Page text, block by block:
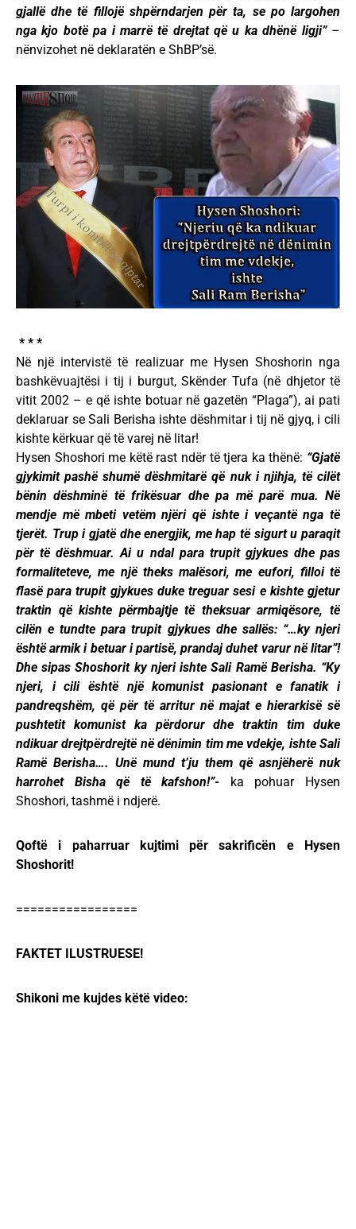
gjallë dhe të fillojë shpërndarjen për ta, se po largohen
nga kjo botë pa i marrë të drejtat që u ka dhënë ligji”–
nënvizohet në deklaratën e ShBP’së.
* * *
Në një intervistë të realizuar me Hysen Shoshorin nga
bashkëvuajtësi i tij i burgut, Skënder Tufa (në dhjetor të
vitit 2002 – e që ishte botuar në gazetën “Plaga”), ai pati
deklaruar se Sali Berisha ishte dëshmitar i tij në gjyq, i cili
kishte kërkuar që të varej në litar!
Hysen Shoshori me këtë rast ndër të tjera ka thënë: “Gjatë
gjykimit pashë shumë dëshmitarë që nuk i njihja, të cilët
bënin dëshminë të frikësuar dhe pa më parë mua. Në
mendje më mbeti vetëm njëri që ishte i veçantë nga të
tjerët. Trup i gjatë dhe energjik, me hap të sigurt u paraqit
për të dëshmuar. Ai u ndal para trupit gjykues dhe pas
formaliteteve, me një theks malësori, me eufori, filloi të
flasë para trupit gjykues duke treguar sesi e kishte gjetur
traktin që kishte përmbajtje të theksuar armiqësore, të
cilën e tundte para trupit gjykues dhe sallës: “…ky njeri
është armik i betuar i partisë, prandaj duhet varur në litar”!
Dhe sipas Shoshorit ky njeri ishte Sali Ramë Berisha. “Ky
njeri, i cili është një komunist pasionant e fanatik i
pandreqshëm, që për të arritur në majat e hierarkisë së
pushtetit komunist ka përdorur dhe traktin tim duke
ndikuar drejtpërdrejtë në dënimin tim me vdekje, ishte Sali
Ramë Berisha…. Unë mund t’ju them që asnjëherë nuk
harrohet Bisha që të kafshon!”- ka pohuar Hysen
Shoshori, tashmë i ndjerë.
Qoftë i paharruar kujtimi për sakrificën e Hysen
Shoshorit!
=================
FAKTET ILUSTRUESE!
Shikoni me kujdes këtë video: